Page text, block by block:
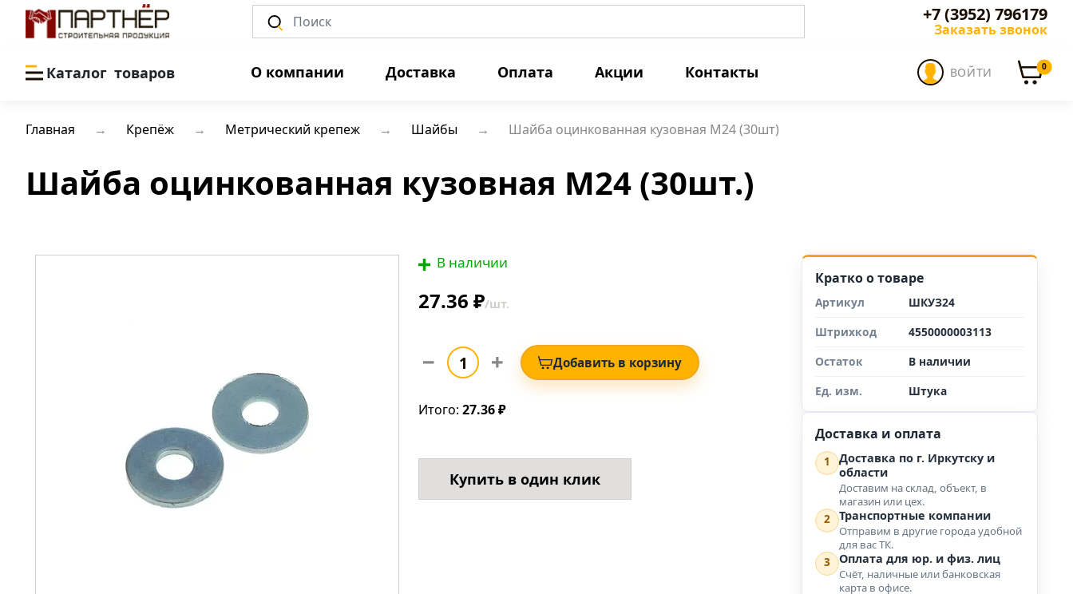
+7 (3952) 796179
Заказать звонок
Каталог товаров О компании Доставка Оплата Акции Контакты ВОЙТИ 0
Главная Крепёж Метрический крепеж Шайбы Шайба оцинкованная кузовная М24 (30шт)
Шайба оцинкованная кузовная М24 (30шт.)
В наличии
27.36 ₽/шт.
Добавить в корзину
Итого: 27.36 ₽
Купить в один клик
Кратко о товаре
Артикул
ШКУЗ24
Штрихкод
4550000003113
Остаток
В наличии
Ед. изм.
Штука
Доставка и оплата
1
Доставка по г. Иркутску и
области
Доставим на склад, объект, в
магазин или цех.
2
Транспортные компании
Отправим в другие города удобной
для вас ТК.
3
Оплата для юр. и физ. лиц
Счёт, наличные или банковская
карта в офисе.